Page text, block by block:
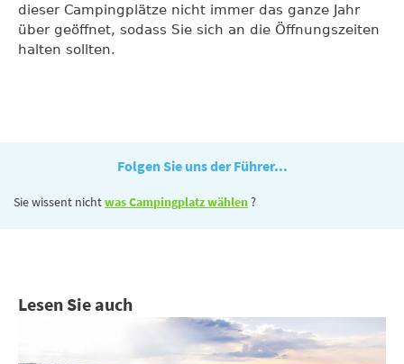
dieser Campingplätze nicht immer das ganze Jahr
über geöffnet, sodass Sie sich an die Öffnungszeiten
halten sollten.
Folgen Sie uns der Führer...
Sie wissent nichtwas Campingplatz wählen?
Lesen Sie auch